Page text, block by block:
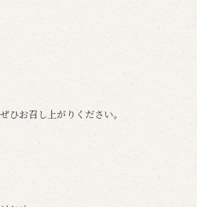
ひお召し上がりください。